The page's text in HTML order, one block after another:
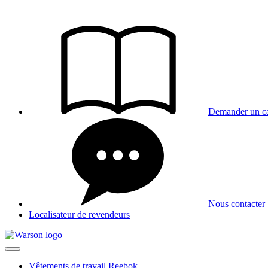
Demander un
Nous contacter
Localisateur de revendeurs
Vêtements de travail Reebok